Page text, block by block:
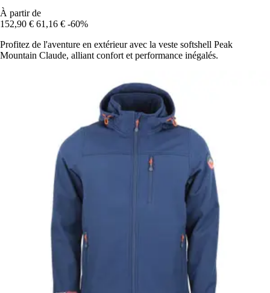
À partir de
152,90 € 61,16 € -60%
Profitez de l'aventure en extérieur avec la veste softshell Peak
Mountain Claude, alliant confort et performance inégalés.